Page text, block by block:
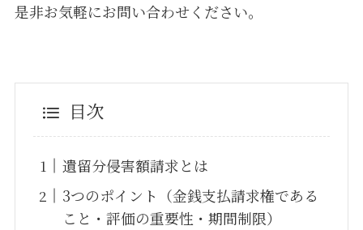
是非お気軽にお問い合わせください。
目次
遺留分侵害額請求とは
3つのポイント（金銭支払請求権である
こと・評価の重要性・期間制限）